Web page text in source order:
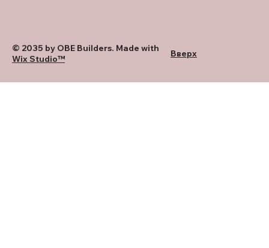
© 2035 by OBE Builders. Made with
Wix Studio™
Вверх